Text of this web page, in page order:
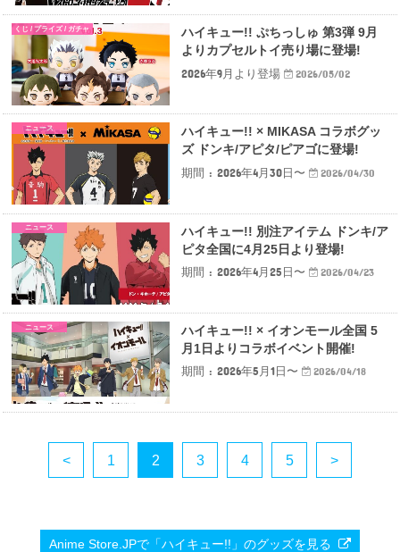
くじ / プライズ / ガチャ
ハイキュー!! ぷちっしゅ 第3弾 9月
よりカプセルトイ売り場に登場!
2026年9月より登場
2026/05/02
ニュース
ハイキュー!! × MIKASA コラボグッ
ズ ドンキ/アピタ/ピアゴに登場!
期間 : 2026年4月30日〜
2026/04/30
ニュース
ハイキュー!! 別注アイテム ドンキ/ア
ピタ全国に4月25日より登場!
期間 : 2026年4月25日〜
2026/04/23
ニュース
ハイキュー!! × イオンモール全国 5
月1日よりコラボイベント開催!
期間 : 2026年5月1日〜
2026/04/18
< 1 2 3 4 5 >
Anime Store.JPで「ハイキュー!!」のグッズを見る